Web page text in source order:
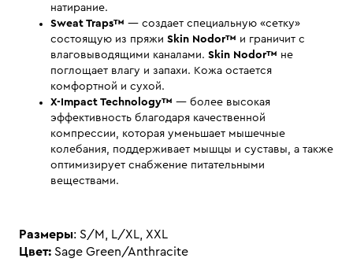
натирание.
Sweat Traps™ — создает специальную «сетку»
состоящую из пряжи Skin Nodor™ и граничит с
влаговыводящими каналами. Skin Nodor™ не
поглощает влагу и запахи. Кожа остается
комфортной и сухой.
X-Impact Technology™ — более высокая
эффективность благодаря качественной
компрессии, которая уменьшает мышечные
колебания, поддерживает мышцы и суставы, а также
оптимизирует снабжение питательными
веществами.
Размеры: S/M, L/XL, XXL
Цвет: Sage Green/Anthracite